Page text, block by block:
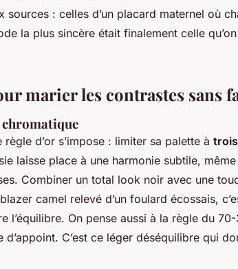
sources : celles d’un placard maternel où
la plus sincère était finalement celle
marier les contrastes sans
d’or s’impose : limiter sa palette à
laisse place à une harmonie subtile,
Combiner un total look noir avec une
camel relevé d’un foulard écossais,
l’équilibre. On pense aussi à la règle du
d’appoint. C’est ce léger déséquilibre qui